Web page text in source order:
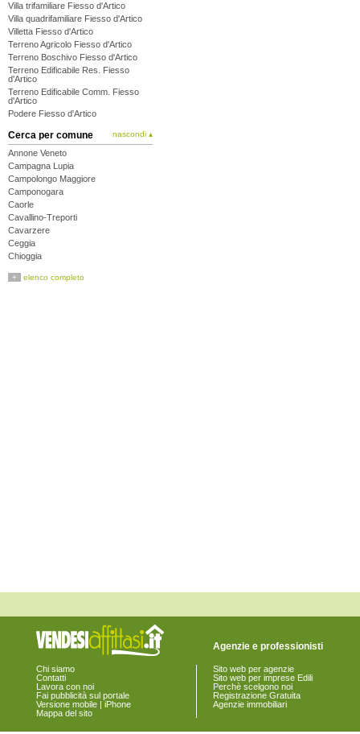
Villa trifamiliare Fiesso d'Artico
Villa quadrifamiliare Fiesso d'Artico
Villetta Fiesso d'Artico
Terreno Agricolo Fiesso d'Artico
Terreno Boschivo Fiesso d'Artico
Terreno Edificabile Res. Fiesso
d'Artico
Terreno Edificabile Comm. Fiesso
d'Artico
Podere Fiesso d'Artico
Cerca per comune nascondi ▴
Annone Veneto
Campagna Lupia
Campolongo Maggiore
Camponogara
Caorle
Cavallino-Treporti
Cavarzere
Ceggia
Chioggia
Cona
San Michele al Tagliamento
Santo Stino di Livenza
Teglio Veneto
Torre di Mosto
Venezia
Vigonovo
+ elenco completo
Chi siamo
Contatti
Lavora con noi
Fai pubblicità sul portale
Versione mobile | iPhone
Mappa del sito
Agenzie e professionisti
Sito web per agenzie
Sito web per imprese Edili
Perchè scelgono noi
Registrazione Gratuita
Agenzie immobiliari